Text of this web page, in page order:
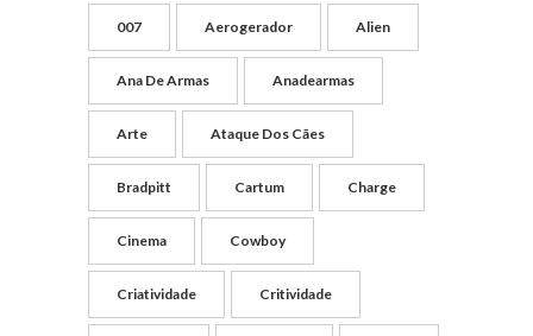
007 Aerogerador Alien
Ana De Armas Anadearmas
Arte Ataque Dos Cães
Bradpitt Cartum Charge
Cinema Cowboy
Criatividade Critividade